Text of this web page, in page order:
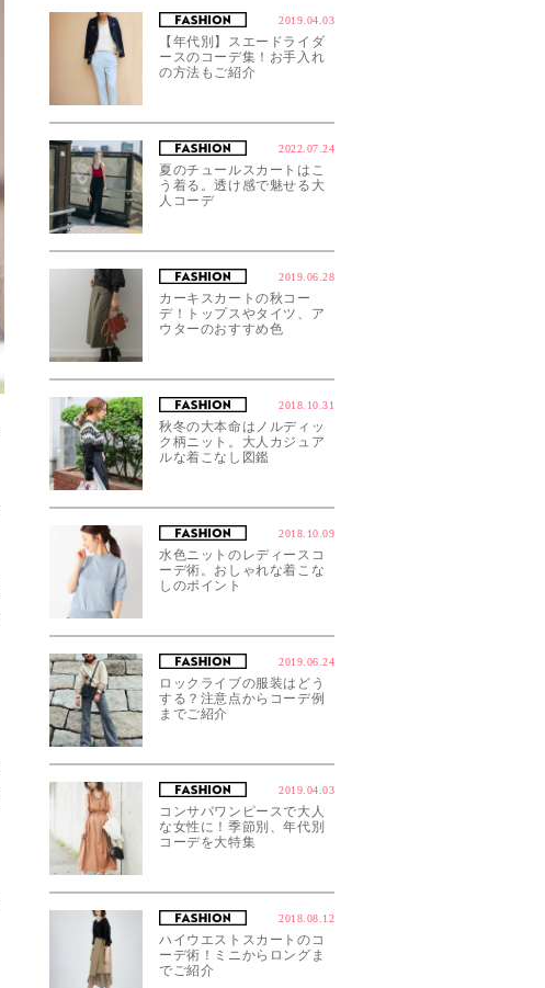
2019.04.03
【年代別】スエードライダ
ースのコーデ集！お手入れ
の方法もご紹介
2022.07.24
夏のチュールスカートはこ
う着る。透け感で魅せる大
人コーデ
2019.06.28
カーキスカートの秋コー
デ！トップスやタイツ、ア
ウターのおすすめ色
2018.10.31
秋冬の大本命はノルディッ
ク柄ニット。大人カジュア
ルな着こなし図鑑
2018.10.09
水色ニットのレディースコ
ーデ術。おしゃれな着こな
しのポイント
2019.06.24
ロックライブの服装はどう
する？注意点からコーデ例
までご紹介
2019.04.03
コンサバワンピースで大人
な女性に！季節別、年代別
コーデを大特集
2018.08.12
ハイウエストスカートのコ
ーデ術！ミニからロングま
でご紹介